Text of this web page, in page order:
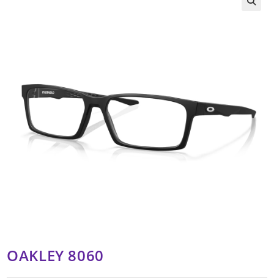
OAKLEY 8060